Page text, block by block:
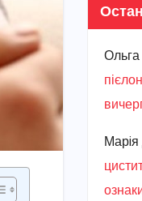
Ольга
Марiя